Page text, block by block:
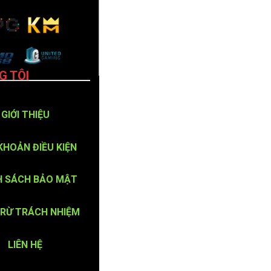
TÔI
GIỚI THIỆU
ĐIỀU KIỆN
SÁCH BẢO MẬT
TRÁCH NHIỆM
LIÊN HỆ